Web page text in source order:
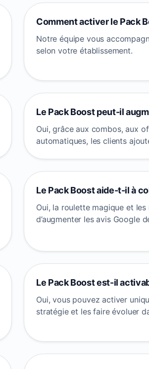
Comment activer le Pack
Notre équipe vous
selon votre établissement.
Le Pack Boost peut-il
Oui, grâce aux combos, aux
automatiques, les clients
Le Pack Boost aide-t-il à
Oui, la roulette magique et
d’augmenter les avis Google
Le Pack Boost est-il
Oui, vous pouvez activer
stratégie et les faire évoluer